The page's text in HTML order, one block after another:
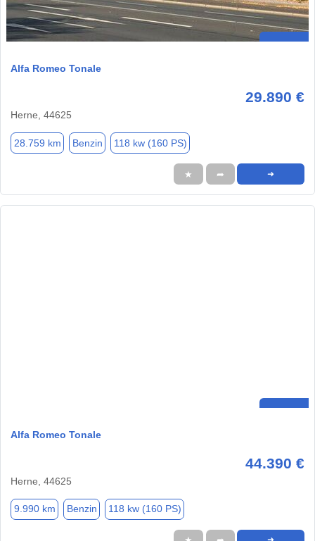
Alfa Romeo Tonale
29.890 €
Herne, 44625
28.759 km Benzin 118 kw (160 PS)
★ ➦ ➜
Alfa Romeo Tonale
44.390 €
Herne, 44625
9.990 km Benzin 118 kw (160 PS)